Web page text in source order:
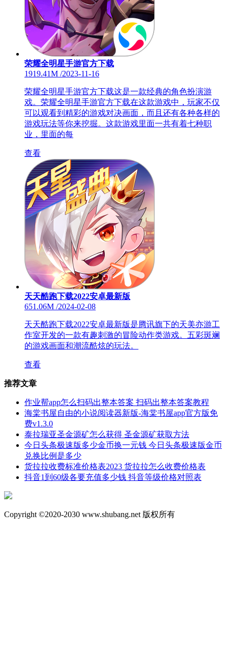
荣耀全明星手游官方下载
1919.41M /2023-11-16
荣耀全明星手游官方下载这是一款经典的角色扮演游
戏。荣耀全明星手游官方下载在这款游戏中，玩家不仅
可以观看到精彩的游戏对决画面，而且还有各种各样的
游戏玩法等你来挖掘。这款游戏里面一共有着七种职
业，里面的每
查看
天天酷跑下载2022安卓最新版
651.06M /2024-02-08
天天酷跑下载2022安卓最新版是腾讯旗下的天美亦游工
作室开发的一款有趣刺激的冒险动作类游戏。五彩斑斓
的游戏画面和潮流酷炫的玩法。
查看
推荐文章
作业帮app怎么扫码出整本答案 扫码出整本答案教程
海棠书屋自由的小说阅读器新版-海棠书屋app官方版免
费v1.3.0
泰拉瑞亚圣金源矿怎么获得 圣金源矿获取方法
今日头条极速版多少金币换一元钱 今日头条极速版金币
兑换比例是多少
货拉拉收费标准价格表2023 货拉拉怎么收费价格表
抖音1到60级各要充值多少钱 抖音等级价格对照表
Copyright ©2020-2030 www.shubang.net 版权所有